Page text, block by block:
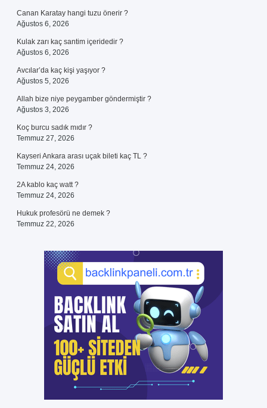
Canan Karatay hangi tuzu önerir ?
Ağustos 6, 2026
Kulak zarı kaç santim içeridedir ?
Ağustos 6, 2026
Avcılar’da kaç kişi yaşıyor ?
Ağustos 5, 2026
Allah bize niye peygamber göndermiştir ?
Ağustos 3, 2026
Koç burcu sadık mıdır ?
Temmuz 27, 2026
Kayseri Ankara arası uçak bileti kaç TL ?
Temmuz 24, 2026
2A kablo kaç watt ?
Temmuz 24, 2026
Hukuk profesörü ne demek ?
Temmuz 22, 2026